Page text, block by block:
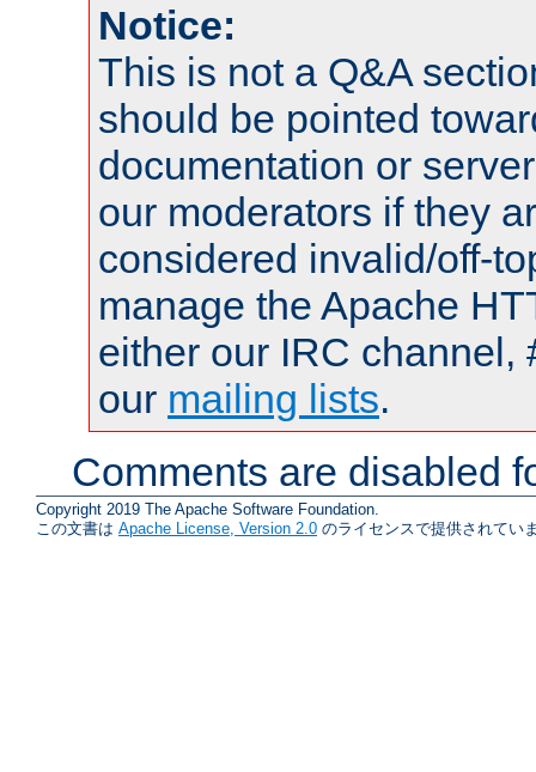
Notice:
This is not a Q&A
should be pointed
documentation or
our moderators if they
considered invalid/off-
manage the Apache
either our IRC channel,
our mailing lists.
Comments are disabled
Copyright 2019 The Apache Software Foundation.
この文書は Apache License, Version 2.0 のライセンスで提供されてい